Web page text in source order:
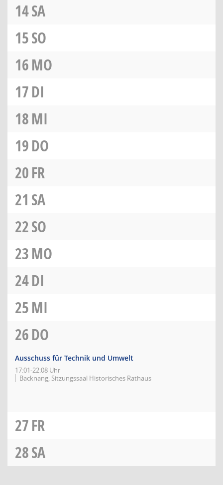
14SA
15SO
16MO
17DI
18MI
19DO
20FR
21 SA
22SO
23MO
24DI
25MI
26DO
Ausschuss für Technik und Umwelt
17:01-22:08 Uhr
Backnang, Sitzungssaal Historisches Rathaus
27FR
28SA